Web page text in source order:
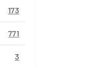
173
771
3